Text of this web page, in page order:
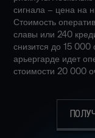
сигнала – цена на
Стоимость
славы или 240
снизится до 15 000
арьергарде идет
стоимости 20 000